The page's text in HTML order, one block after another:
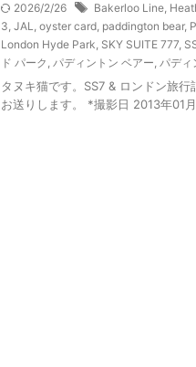
2026/2/26 Bakerloo Line,
3, JAL, oyster card, paddington bear,
London Hyde Park, SKY SUITE 777,
ド パーク , パディントン ベアー, パディ
タヌキ猫です。SS7 & ロンドン旅
お送りします。 *撮影日 2013年01